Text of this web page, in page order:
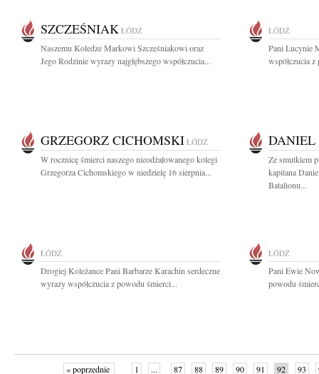
SZCZEŚNIAK ŁÓDŹ
Naszemu Koledze Markowi Szcześniakowi oraz
Jego Rodzinie wyrazy najgłębszego współczucia...
ŁÓDŹ
Pani Lucynie
współczucia
GRZEGORZ CICHOMSKI ŁÓDŹ
W rocznicę śmierci naszego nieodżałowanego kolegi
Grzegorza Cichomskiego w niedzielę 16 sierpnia...
DANIEL
Ze smutkiem
kapitana
Batalionu...
ŁÓDŹ
Drogiej Koleżance Pani Barbarze Karachin serdeczne
wyrazy współczucia z powodu śmierci...
ŁÓDŹ
Pani Ewie
powodu
« poprzednie 1 ... 87 88 89 90 91 92 93